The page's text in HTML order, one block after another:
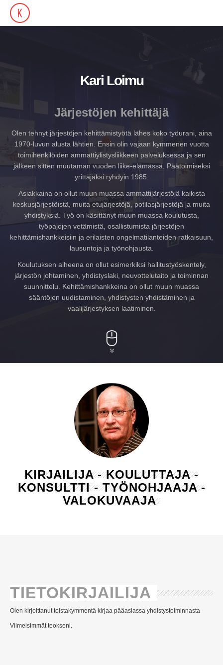
Kari Loimu
Järjestöjen kehittäjä
Olen tehnyt järjestöjen kehittämistyötä lähes koko työurani, aina
1970-luvun alusta lähtien. Ensin olin vajaan kymmenen vuotta
toimihenkilöiden ammattiylistysliikkeen palveluksessa ja sen
jälkeen sitten muutaman vuoden liike-elämässä, Päätoimiseksi
yrittäjäksi ryhdyin 1985.
Asiakkaina on ollut muun muassa ammattijärjestöjä kaikista
keskusjärjestöistä, muita etujärjestöjä, potilasjärjestöjä ja muita
yhdistyksiä. Työ on käsittänyt muun muassa koulutusta,
työpajojen vetämistä, osallistumista järjestöjen
kehittämishankkeisiin ja erilaisten ongelmatilanteiden ratkaisuun,
lausuntoja ja työnohjausta.
Koulutuksen aiheena on ollut esimerkiksi hallitustyöskentely,
järjestön johtaminen, yhdistyslaki, neuvottelutaito ja toiminnan
suunnittelu. Kehittämishankkeina on ollut muun muassa
sääntöjen uudistaminen, yhdistysten yhdistäminen ja
vaalijärjestyksen laatiminen.
KIRJAILIJA - KOULUTTAJA -
KONSULTTI - TYÖNOHJAAJA -
VALOKUVAAJA
TIETOKIRJAILIJA
Olen kirjoittanut toistakymmentä kirjaa pääasiassa yhdistystoiminnasta
Viimeisimmät teokseni.